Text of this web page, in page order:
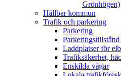
Grönhögen)
Hållbar kommun
Trafik och parkering
Parkering
Laddplatser för
Trafiksäkerhet,
Enskilda vägar